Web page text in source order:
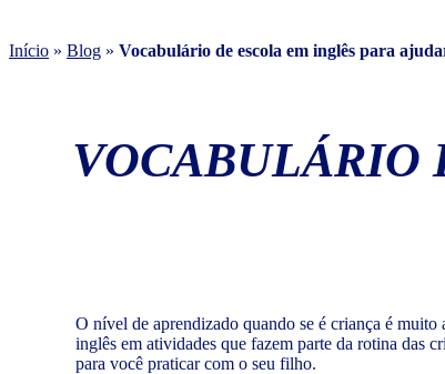
Início » Blog » Vocabulário de escola em inglês para
VOCABULÁRIO
O nível de aprendizado quando se é criança é
inglês em atividades que fazem parte da rotina das
para você praticar com o seu filho.